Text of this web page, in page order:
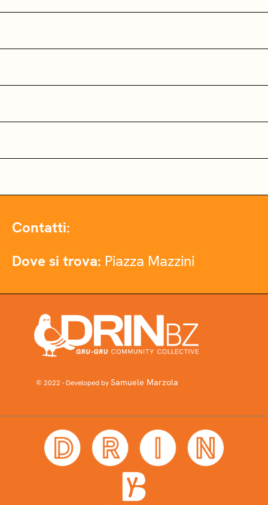
Contatti:
Dove si trova: Piazza Mazzini
© 2022 - Developed bySamuele Marzola